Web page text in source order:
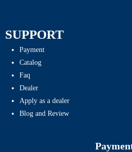
SUPPORT
Payment
Catalog
Faq
Dealer
Apply as a dealer
Blog and Review